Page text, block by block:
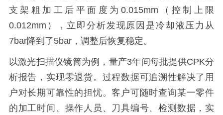
支架粗加工后平面度为0.015mm（控制上限
0.012mm），立即分析发现原因是冷却液压力从
7bar降到了5bar，调整后恢复稳定。
以激光扫描仪镜筒为例，量产3年间每批提供CPK分
析报告，实现零退货。过程数据可追溯性解决了用
户对长期可靠性的担忧。客户可随时查询某一零件
的加工时间、操作人员、刀具编号、检测数据，实